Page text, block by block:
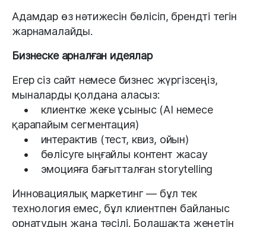
Адамдар өз нәтижесін бөлісіп, брендті тегін
жарнамалайды.
Бизнеске арналған идеялар
Егер сіз сайт немесе бизнес жүргізсеңіз,
мыналарды қолдана аласыз:
• клиентке жеке ұсыныс (AI немесе
қарапайым сегментация)
• интерактив (тест, квиз, ойын)
• бөлісуге ыңғайлы контент жасау
• эмоцияға бағытталған storytelling
Инновациялық маркетинг — бұл тек
технология емес, бұл клиентпен байланыс
орнатудың жаңа тәсілі. Болашақта жеңетін